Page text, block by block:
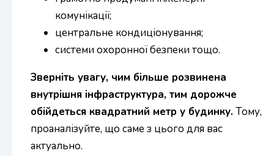
комунікації;
центральне кондиціонування;
системи охоронної безпеки тощо.
Зверніть увагу, чим більше розвинена
внутрішня інфраструктура, тим дорожче
обійдеться квадратний метр у будинку.Тому,
проаналізуйте, що саме з цього для вас
актуально.